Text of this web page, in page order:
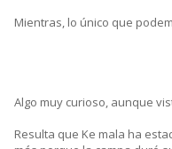
Mientras, lo único que
Algo muy curioso, aunque
Resulta que Ke mala ha